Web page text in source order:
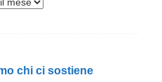
chi ci sostiene